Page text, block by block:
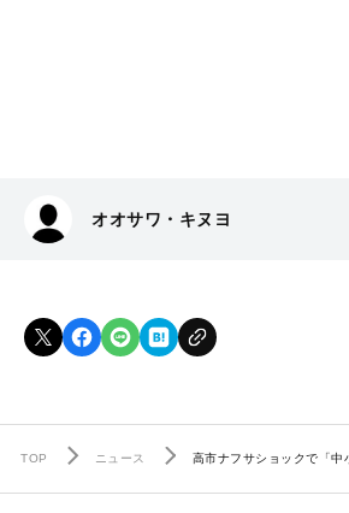
オオサワ・キヌヨ
TOP ニュース 高市ナフサショックで「